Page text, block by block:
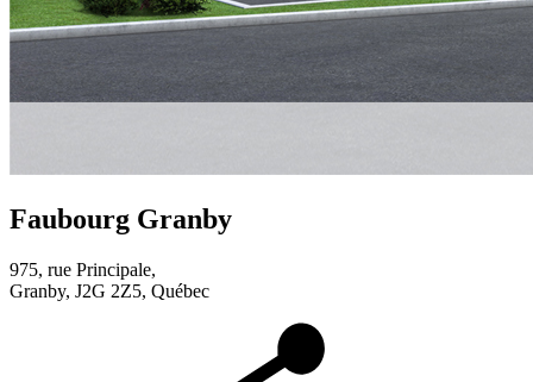
Faubourg Granby
975, rue Principale,
Granby, J2G 2Z5, Québec